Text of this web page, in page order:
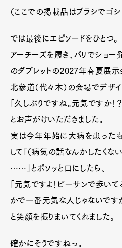
（ここでの掲載品はブラシでゴシ
では最後にエピソードをひとつ。
アーチーズを履き、パリでショー
のダブレットの2027年春夏展示
北参道（代々木）の会場でデザ
「久しぶりですね。元気ですか！？
とお声がけいただきました。
実は今年年始に大病を患った
して「（病気の話なんかしたく
……」とボソッと口にしたら、
「元気ですよ！ビーサンで歩い
かで一番元気な人じゃないですか
と笑顔を振りまいてくれました。
確かにそうですねっ。